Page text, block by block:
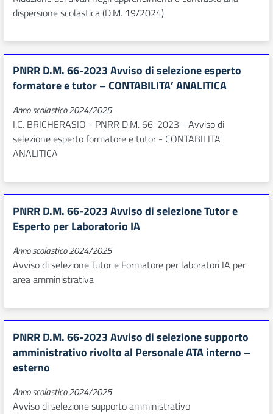
dispersione scolastica (D.M. 19/2024)
PNRR D.M. 66-2023 Avviso di selezione esperto
formatore e tutor – CONTABILITA’ ANALITICA
Anno scolastico 2024/2025
I.C. BRICHERASIO - PNRR D.M. 66-2023 - Avviso di
selezione esperto formatore e tutor - CONTABILITA'
ANALITICA
PNRR D.M. 66-2023 Avviso di selezione Tutor e
Esperto per Laboratorio IA
Anno scolastico 2024/2025
Avviso di selezione Tutor e Formatore per laboratori IA per
area amministrativa
PNRR D.M. 66-2023 Avviso di selezione supporto
amministrativo rivolto al Personale ATA interno –
esterno
Anno scolastico 2024/2025
Avviso di selezione supporto amministrativo